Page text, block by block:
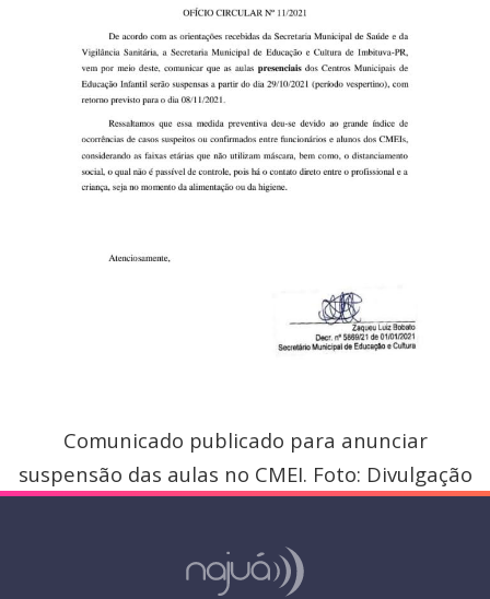
Comunicado publicado para anunciar
suspensão das aulas no CMEI. Foto: Divulgação